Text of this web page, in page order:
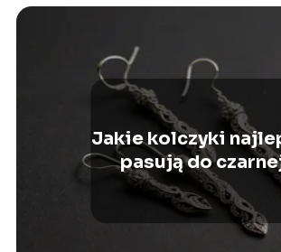
Jakie kolczyki
pasują do
sukienki?